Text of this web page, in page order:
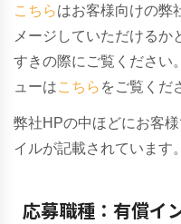
こちらはお客様向けの弊
メージしていただける
すきの際にご覧ください
ューはこちら をご覧く
弊社HPの中ほどにお客
イルが記載されています。
応募職種：有償イ